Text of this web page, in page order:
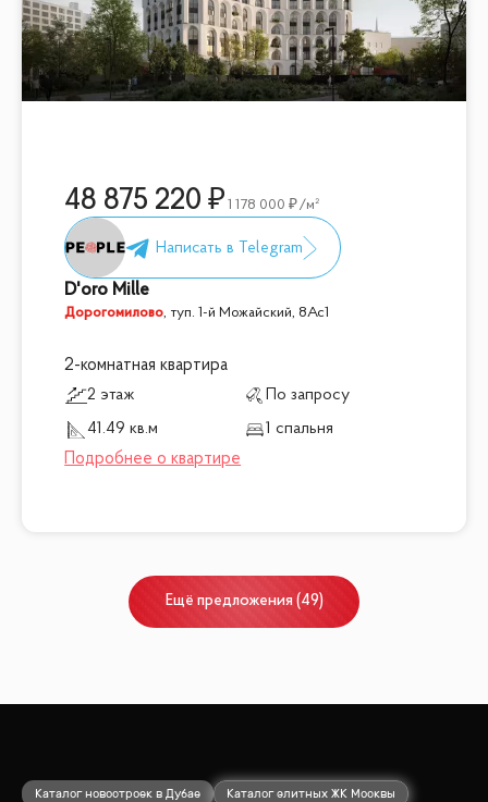
48 875 220 1 178 000 /м²
D'oro Mille
Дорогомилово, туп. 1-й Можайский, 8Ас1
2-комнатная квартира
2 этаж
По запросу
41.49 кв.м
1 спальня
Ещё предложения (49)
Каталог новостроек в Дубае
Каталог элитных ЖК Москвы